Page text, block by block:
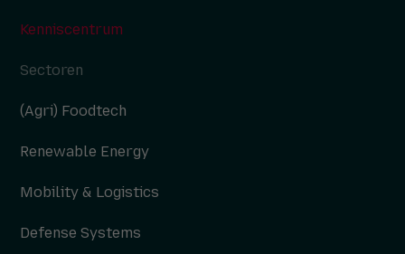
Kenniscentrum
Sectoren
(Agri) Foodtech
Renewable Energy
Mobility & Logistics
Defense Systems